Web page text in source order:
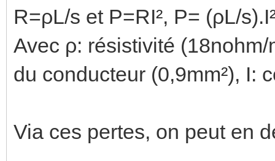
R=ρL/s et P=RI², P= (ρL/
Avec ρ: résistivité
du conducteur (0,9mm²), I:
Via ces pertes, on peut en